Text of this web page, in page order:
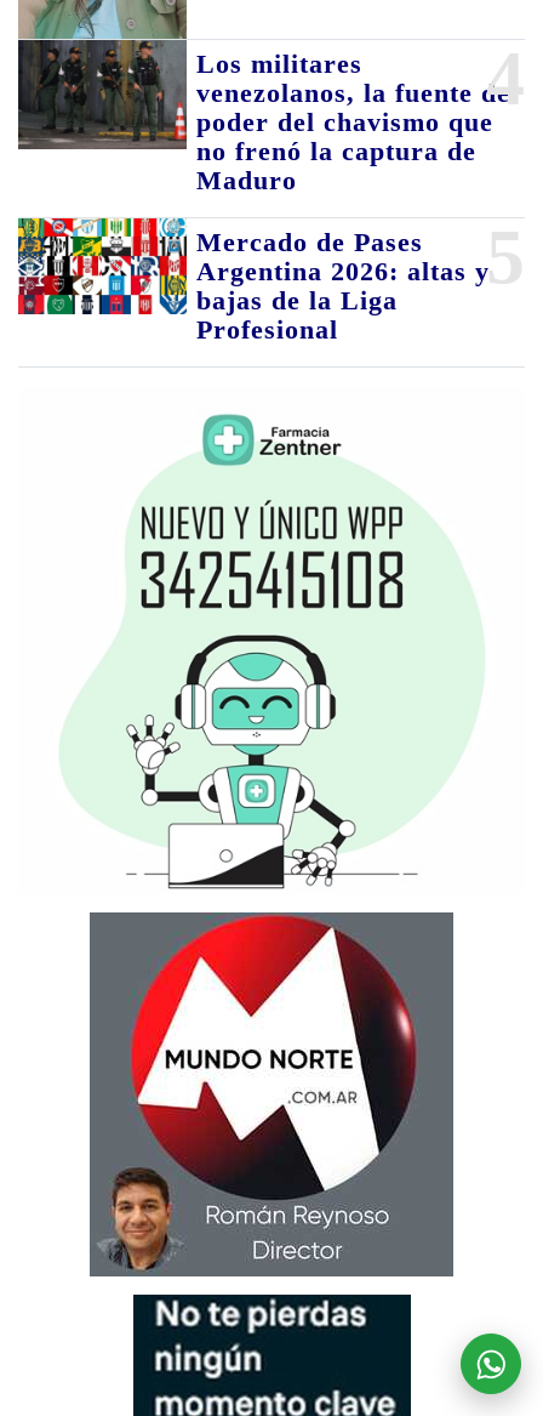
4
Los militares
venezolanos, la fuente de
poder del chavismo que
no frenó la captura de
Maduro
5
Mercado de Pases
Argentina 2026: altas y
bajas de la Liga
Profesional